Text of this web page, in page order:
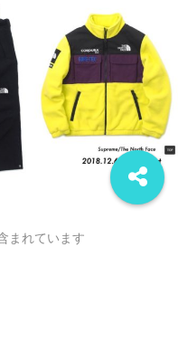
まれています